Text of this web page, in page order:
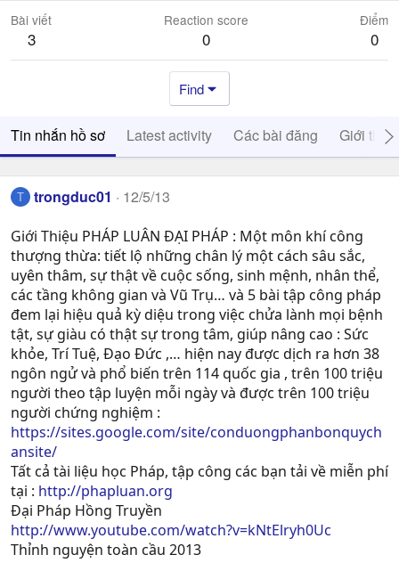
Bài viết
3
Reaction score
0
Điểm
0
Find
Tin nhắn hồ sơ Latest activity Các bài đăng Giới thiệu
T trongduc01 12/5/13
Giới Thiệu PHÁP LUÂN ĐẠI PHÁP : Một môn khí công
thượng thừa: tiết lộ những chân lý một cách sâu sắc,
uyên thâm, sự thật về cuộc sống, sinh mệnh, nhân thể,
các tầng không gian và Vũ Trụ… và 5 bài tập công pháp
đem lại hiệu quả kỳ diệu trong việc chửa lành mọi bệnh
tật, sự giàu có thật sự trong tâm, giúp nâng cao : Sức
khỏe, Trí Tuệ, Ðạo Ðức ,… hiện nay được dịch ra hơn 38
ngôn ngử và phổ biến trên 114 quốc gia , trên 100 triệu
người theo tập luyện mỗi ngày và được trên 100 triệu
người chứng nghiệm :
https://sites.google.com/site/conduongphanbonquych
ansite/
Tất cả tài liệu học Pháp, tập công các bạn tải về miễn phí
tại : http://phapluan.org
Đại Pháp Hồng Truyền
http://www.youtube.com/watch?v=kNtElryh0Uc
Thỉnh nguyện toàn cầu 2013